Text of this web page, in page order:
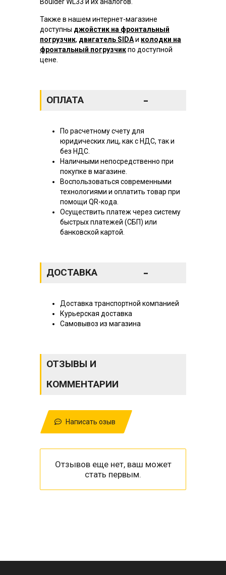
Также в нашем интернет-магазине
доступны джойстик на фронтальный
погрузчик, двигатель SIDAи колодки на
фронтальный погрузчикпо доступной
цене.
ОПЛАТА -
По расчетному счету для
юридических лиц, как с НДС, так и
без НДС.
Наличными непосредственно при
покупке в магазине.
Воспользоваться современными
технологиями и оплатить товар при
помощи QR-кода.
Осуществить платеж через систему
быстрых платежей (СБП) или
банковской картой.
ДОСТАВКА -
Доставка транспортной компанией
Курьерская доставка
Самовывоз из магазина
ОТЗЫВЫ И
КОММЕНТАРИИ
Написать озыв
Отзывов еще нет, ваш может
стать первым.